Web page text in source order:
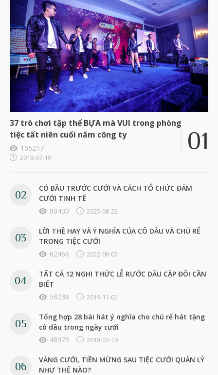
37 trò chơi tập thể BỰA mà VUI trong phòng
tiệc tất niên cuối năm công ty
105217
2018-07-19
CÓ BẦU TRƯỚC CƯỚI VÀ CÁCH TỔ CHỨC ĐÁM
CƯỚI TINH TẾ
80430
2025-08-22
LỜI THỀ HAY VÀ Ý NGHĨA CỦA CÔ DÂU VÀ CHÚ RỂ
TRONG TIỆC CƯỚI
62466
2022-06-03
TẤT CẢ 12 NGHI THỨC LỄ RƯỚC DÂU CẶP ĐÔI CẦN
BIẾT
58238
2019-11-02
Tổng hợp 28 bài hát ý nghĩa cho chú rể hát tặng
cô dâu trong ngày cưới
48973
2018-07-19
VÀNG CƯỚI, TIỀN MỪNG SAU TIỆC CƯỚI QUẢN LÝ
NHƯ THẾ NÀO?